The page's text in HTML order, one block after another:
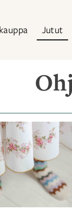
Jutut
Kategoriassa
Jutut,